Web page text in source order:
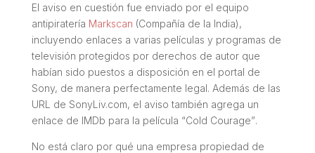
El aviso en cuestión fue enviado por el equipo
antipiratería Markscan (Compañía de la India),
incluyendo enlaces a varias películas y programas de
televisión protegidos por derechos de autor que
habían sido puestos a disposición en el portal de
Sony, de manera perfectamente legal. Además de las
URL de SonyLiv.com, el aviso también agrega un
enlace de IMDb para la película “Cold Courage”.
No está claro por qué una empresa propiedad de